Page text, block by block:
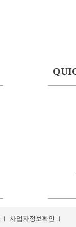
사업자정보확인